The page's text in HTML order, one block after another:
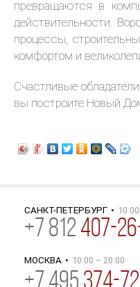
превращаются в
действительности.
процессы,
комфортом и
Счастливые
вы построите Новый
САНКТ-ПЕТЕРБУРГ •
+7 812 407-
МОСКВА • 10:00 – 20:00